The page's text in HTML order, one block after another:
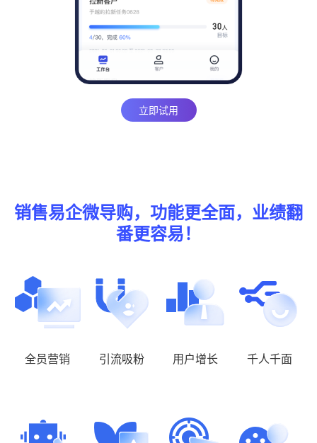
立即试用
销售易企微导购，功能更全面，业绩翻
番更容易！
全员营销 引流吸粉 用户增长 千人千面